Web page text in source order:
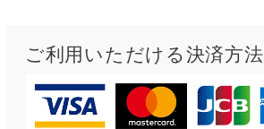
ご利用いただける決済方法